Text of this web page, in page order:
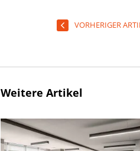
VORHERIGER
Weitere Artikel